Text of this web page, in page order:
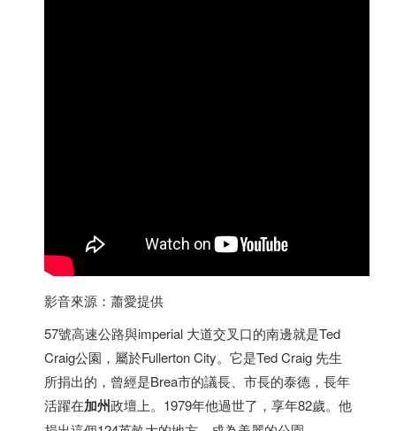
影音來源：蕭愛提供
57號高速公路與imperial 大道交叉口的南邊就是Ted
Craig公園，屬於Fullerton City。它是Ted Craig 先生
所捐出的，曾經是Brea市的議長、市長的泰德，長年
活躍在加州政壇上。1979年他過世了，享年82歲。他